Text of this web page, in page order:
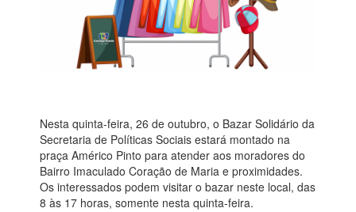
Nesta quinta-feira, 26 de outubro, o Bazar Solidário da
Secretaria de Políticas Sociais estará montado na
praça Américo Pinto para atender aos moradores do
Bairro Imaculado Coração de Maria e proximidades.
Os interessados podem visitar o bazar neste local, das
8 às 17 horas, somente nesta quinta-feira.